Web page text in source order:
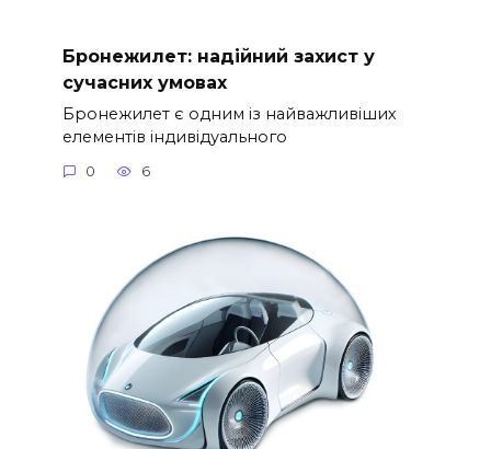
Бронежилет: надійний захист у
сучасних умовах
Бронежилет є одним із найважливіших
елементів індивідуального
0 6